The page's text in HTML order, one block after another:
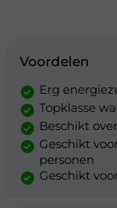
Voordelen
Erg
Topklasse
Beschikt
Geschikt
personen
Geschikt